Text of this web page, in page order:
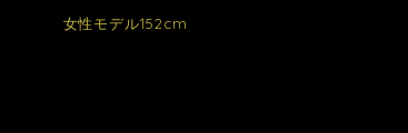
女性モデル152cm